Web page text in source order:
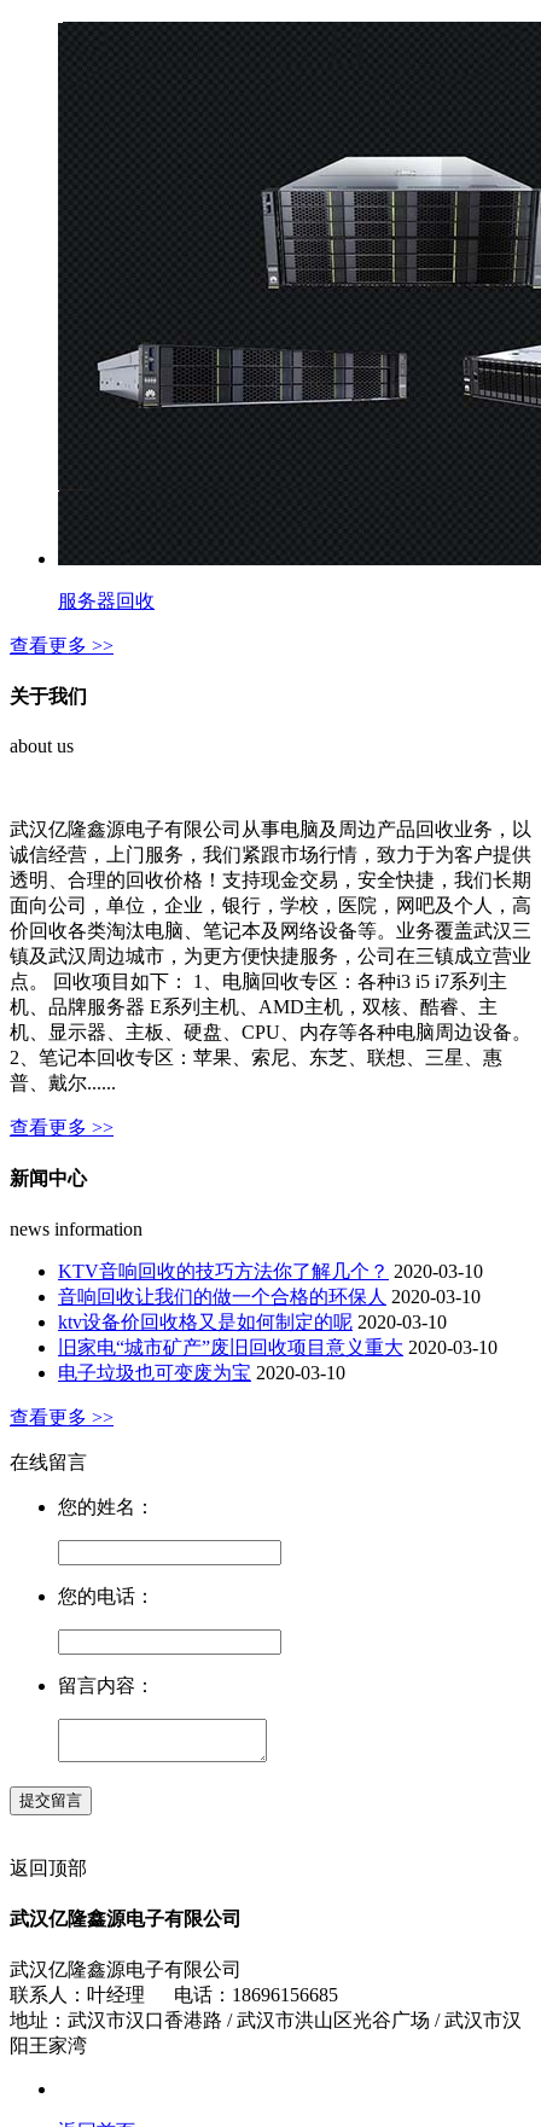
服务器回收
查看更多 >>
关于我们
about us
武汉亿隆鑫源电子有限公司从事电脑及周边产品回收业务，以
诚信经营，上门服务，我们紧跟市场行情，致力于为客户提供
透明、合理的回收价格！支持现金交易，安全快捷，我们长期
面向公司，单位，企业，银行，学校，医院，网吧及个人，高
价回收各类淘汰电脑、笔记本及网络设备等。业务覆盖武汉三
镇及武汉周边城市，为更方便快捷服务，公司在三镇成立营业
点。 回收项目如下： 1、电脑回收专区：各种i3 i5 i7系列主
机、品牌服务器 E系列主机、AMD主机，双核、酷睿、主
机、显示器、主板、硬盘、CPU、内存等各种电脑周边设备。
2、笔记本回收专区：苹果、索尼、东芝、联想、三星、惠
普、戴尔......
查看更多 >>
新闻中心
news information
KTV音响回收的技巧方法你了解几个？ 2020-03-10
音响回收让我们的做一个合格的环保人 2020-03-10
ktv设备价回收格又是如何制定的呢 2020-03-10
旧家电“城市矿产”废旧回收项目意义重大 2020-03-10
电子垃圾也可变废为宝 2020-03-10
查看更多 >>
在线留言
您的姓名：
您的电话：
留言内容：
返回顶部
武汉亿隆鑫源电子有限公司
武汉亿隆鑫源电子有限公司
联系人：叶经理 电话：18696156685
地址：武汉市汉口香港路 / 武汉市洪山区光谷广场 / 武汉市汉
阳王家湾